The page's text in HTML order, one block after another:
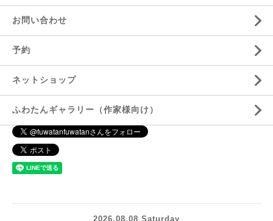
お問い合わせ
予約
ネットショップ
ふわたんギャラリー（作家様向け）
2026.08.08 Saturday